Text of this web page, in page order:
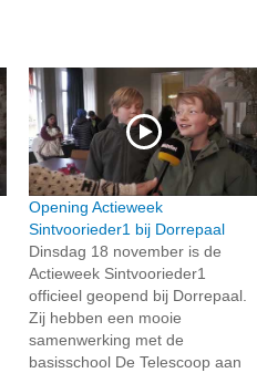
Opening Actieweek
Sintvoorieder1 bij Dorrepaal
Dinsdag 18 november is de
Actieweek Sintvoorieder1
officieel geopend bij Dorrepaal.
Zij hebben een mooie
samenwerking met de
basisschool De Telescoop aan